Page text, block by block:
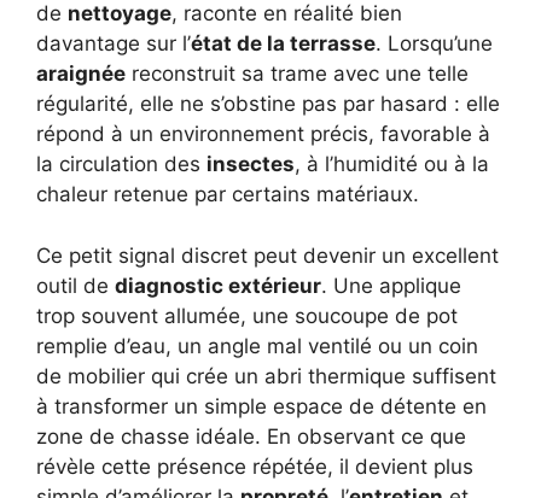
de nettoyage, raconte en réalité bien
davantage sur l’état de la terrasse. Lorsqu’une
araignée reconstruit sa trame avec une telle
régularité, elle ne s’obstine pas par hasard : elle
répond à un environnement précis, favorable à
la circulation des insectes, à l’humidité ou à la
chaleur retenue par certains matériaux.
Ce petit signal discret peut devenir un excellent
outil de diagnostic extérieur. Une applique
trop souvent allumée, une soucoupe de pot
remplie d’eau, un angle mal ventilé ou un coin
de mobilier qui crée un abri thermique suffisent
à transformer un simple espace de détente en
zone de chasse idéale. En observant ce que
révèle cette présence répétée, il devient plus